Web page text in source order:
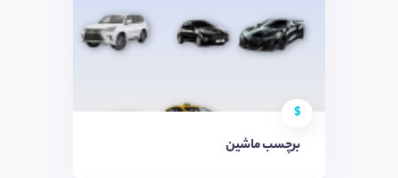
$
برچسب ماشین